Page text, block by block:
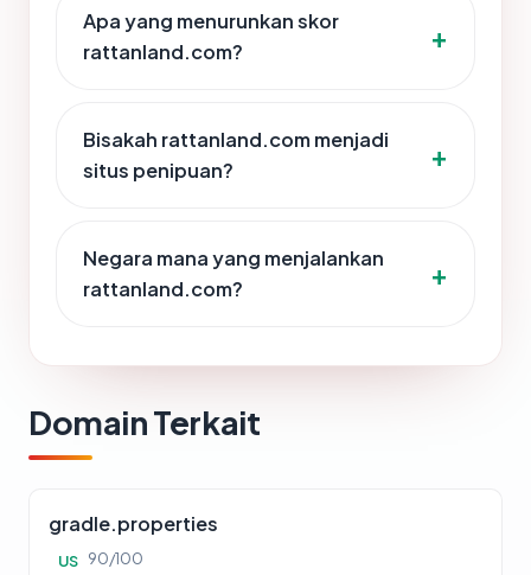
Apa yang menurunkan skor
rattanland.com?
Bisakah rattanland.com menjadi
situs penipuan?
Negara mana yang menjalankan
rattanland.com?
Domain Terkait
gradle.properties
US 90/100